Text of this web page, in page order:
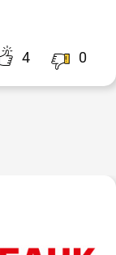
4 0